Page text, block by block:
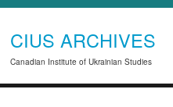
CIUS ARCHIVES
Canadian Institute of Ukrainian Studies